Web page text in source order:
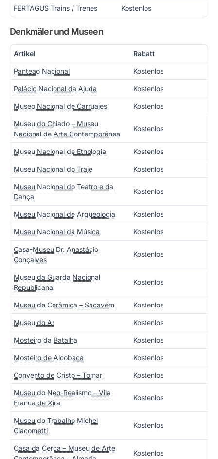
FERTAGUS Trains / Trenes Kostenlos
Denkmäler und Museen
Artikel Rabatt
Panteao Nacional Kostenlos
Palácio Nacional da Ajuda Kostenlos
Museo Nacional de Carruajes Kostenlos
Museu do Chiado – Museu
Nacional de Arte Contemporânea
Kostenlos
Museu Nacional de Etnologia Kostenlos
Museu Nacional do Traje Kostenlos
Museu Nacional do Teatro e da
Dança
Kostenlos
Museu Nacional de Arqueologia Kostenlos
Museu Nacional da Música Kostenlos
Casa-Museu Dr. Anastácio
Gonçalves
Kostenlos
Museu da Guarda Nacional
Republicana
Kostenlos
Museu de Cerâmica – Sacavém Kostenlos
Museu do Ar Kostenlos
Mosteiro da Batalha Kostenlos
Mosteiro de Alcobaça Kostenlos
Convento de Cristo – Tomar Kostenlos
Museu do Neo-Realismo – Vila
Franca de Xira
Kostenlos
Museu do Trabalho Michel
Giacometti
Kostenlos
Casa da Cerca – Museu de Arte
Kostenlos